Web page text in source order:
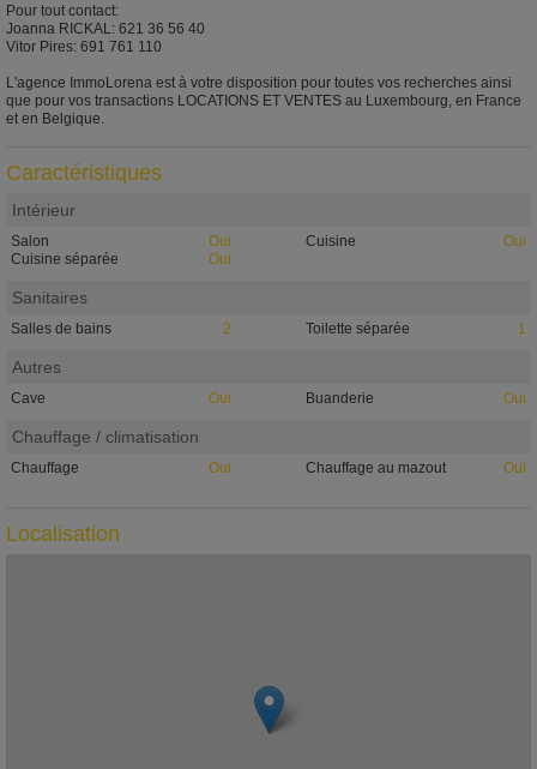
Pour tout contact:
Joanna RICKAL: 621 36 56 40
Vitor Pires: 691 761 110
L'agence ImmoLorena est à votre disposition pour toutes vos recherches ainsi
que pour vos transactions LOCATIONS ET VENTES au Luxembourg, en France
et en Belgique.
Caractéristiques
Intérieur
Salon Oui Cuisine
Oui
Cuisine séparée
Oui
Sanitaires
Salles de bains 2 Toilette séparée 1
Autres
Cave Oui Buanderie Oui
Chauffage / climatisation
Chauffage Oui Chauffage au mazout Oui
Localisation